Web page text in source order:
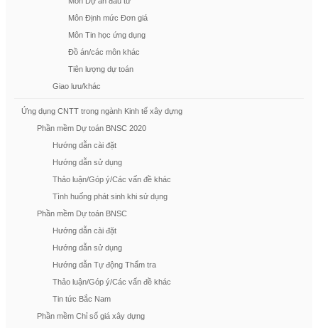
Môn Định mức Đơn giá
Môn Tin học ứng dụng
Đồ án/các môn khác
Tiên lượng dự toán
Giao lưu/khác
Ứng dụng CNTT trong ngành Kinh tế xây dựng
Phần mềm Dự toán BNSC 2020
Hướng dẫn cài đặt
Hướng dẫn sử dụng
Thảo luận/Góp ý/Các vấn đề khác
Tình huống phát sinh khi sử dụng
Phần mềm Dự toán BNSC
Hướng dẫn cài đặt
Hướng dẫn sử dụng
Hướng dẫn Tự động Thẩm tra
Thảo luận/Góp ý/Các vấn đề khác
Tin tức Bắc Nam
Phần mềm Chỉ số giá xây dựng